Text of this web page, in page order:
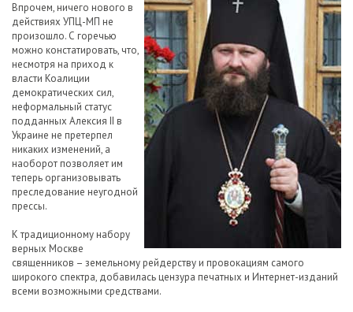
Впрочем, ничего нового в
действиях УПЦ-МП не
произошло. С горечью
можно констатировать, что,
несмотря на приход к
власти Коалиции
демократических сил,
неформальный статус
подданных Алексия II в
Украине не претерпел
никаких изменений, а
наоборот позволяет им
теперь организовывать
преследование неугодной
прессы.
К традиционному набору
верных Москве
священников – земельному рейдерству и провокациям самого
широкого спектра, добавилась цензура печатных и Интернет-изданий
всеми возможными средствами.